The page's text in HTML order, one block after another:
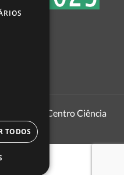
| Centro Ciência
TODOS